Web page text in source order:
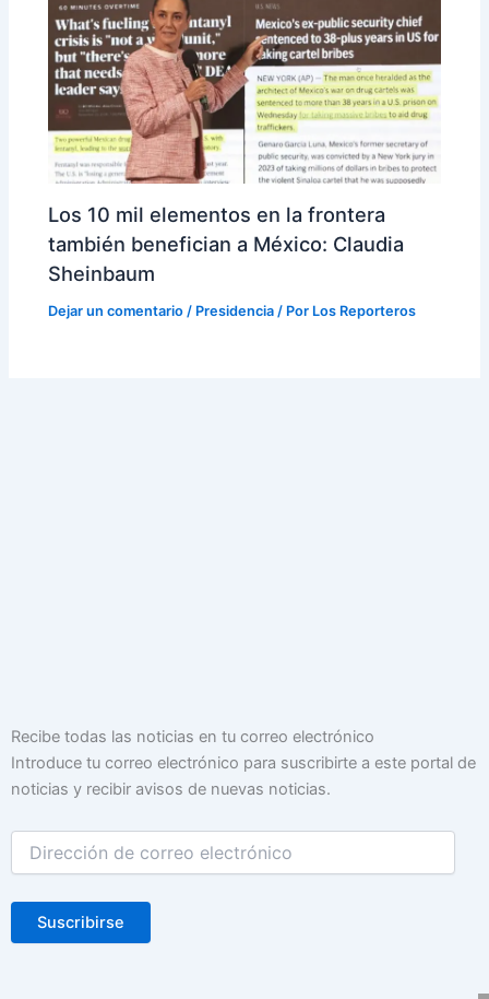
Los 10 mil elementos en la frontera
también benefician a México: Claudia
Sheinbaum
Dejar un comentario / Presidencia / Por Los Reporteros
Recibe todas las noticias en tu correo electrónico
Introduce tu correo electrónico para suscribirte a este portal de
noticias y recibir avisos de nuevas noticias.
Dirección
de
electrónico
Suscribirse